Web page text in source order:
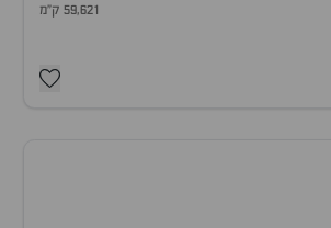
59,621 ק"מ